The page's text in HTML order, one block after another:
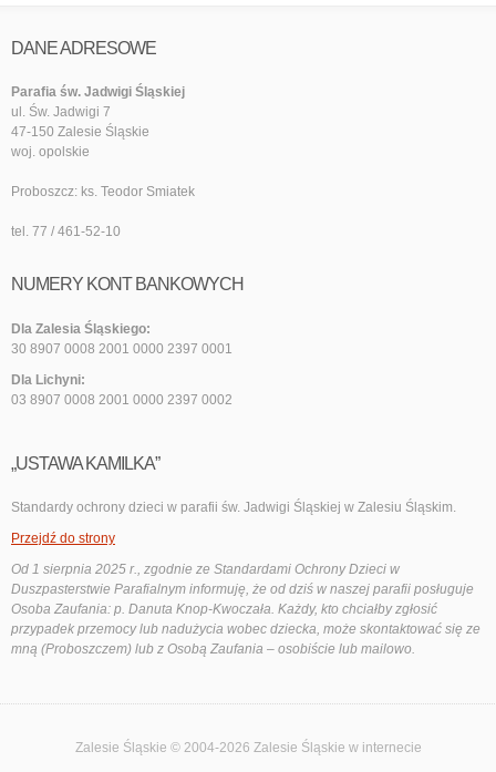
DANE ADRESOWE
Parafia św. Jadwigi Śląskiej
ul. Św. Jadwigi 7
47-150 Zalesie Śląskie
woj. opolskie
Proboszcz: ks. Teodor Smiatek
tel. 77 / 461-52-10
NUMERY KONT BANKOWYCH
Dla Zalesia Śląskiego:
30 8907 0008 2001 0000 2397 0001
Dla Lichyni:
03 8907 0008 2001 0000 2397 0002
„USTAWA KAMILKA”
Standardy ochrony dzieci w parafii św. Jadwigi Śląskiej w Zalesiu Śląskim.
Przejdź do strony
Od 1 sierpnia 2025 r., zgodnie ze Standardami Ochrony Dzieci w
Duszpasterstwie Parafialnym informuję, że od dziś w naszej parafii posługuje
Osoba Zaufania: p. Danuta Knop-Kwoczała. Każdy, kto chciałby zgłosić
przypadek przemocy lub nadużycia wobec dziecka, może skontaktować się ze
mną (Proboszczem) lub z Osobą Zaufania – osobiście lub mailowo.
Zalesie Śląskie © 2004-2026 Zalesie Śląskie w internecie